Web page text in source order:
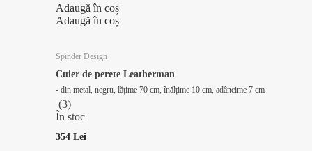
Adaugă în coș
Adaugă în coș
Spinder Design
Cuier de perete Leatherman
- din metal, negru, lățime 70 cm, înălțime 10 cm, adâncime 7 cm
(3)
În stoc
354 Lei